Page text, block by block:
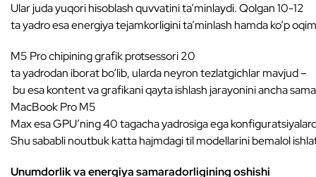
Ular juda yuqori hisoblash quvvatini ta’minlaydi. Qolgan 10-12
ta yadro esa energiya tejamkorligini ta’minlash hamda ko‘p
M5 Pro chipining grafik protsessori 20
ta yadrodan iborat bo‘lib, ularda neyron tezlatgichlar mavjud –
bu esa kontent va grafikani qayta ishlash jarayonini ancha
MacBook Pro M5
Max esa GPU’ning 40 tagacha yadrosiga ega
Shu sababli noutbuk katta hajmdagi til modellarini bemalol
Unumdorlik va energiya samaradorligining oshishi